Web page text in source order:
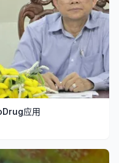
应用